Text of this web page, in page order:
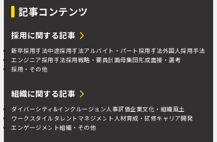
記事コンテンツ
採用に関する記事
新卒採用手法中途採用手法アルバイト・パート採用手法外国人採用手法
エンジニア採用手法採用戦略・要員計画母集団形成面接・選考
採用・その他
組織に関する記事
ダイバーシティ&インクルージョン人事評価企業文化・組織風土
ワークスタイルタレントマネジメント 人材育成・研修キャリア開発
エンゲージメント組織・その他